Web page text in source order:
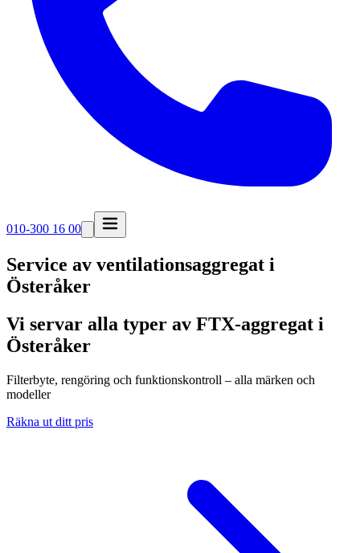
010-300 16 00
Service av ventilationsaggregat i
Österåker
Vi servar alla typer av FTX-aggregat i
Österåker
Filterbyte, rengöring och funktionskontroll – alla märken och
modeller
Räkna ut ditt pris